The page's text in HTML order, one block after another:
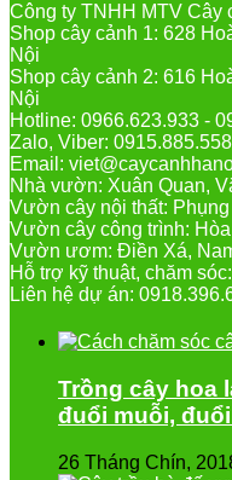
Công ty TNHH MTV Cây
Shop cây cảnh 1: 628
Nội
Shop cây cảnh 2: 616
Nội
Hotline: 0966.623.933 -
Zalo, Viber: 0915.885.558
Email:
Nhà vườn: Xuân Quan,
Vườn cây nội thất:
Vườn cây công trình:
Vườn ươm: Điền Xá,
Hỗ trợ kỹ thuật, chăm
Liên hệ dự án:
Trồng cây hoa
đuổi muỗi,
26 Tháng Chín,